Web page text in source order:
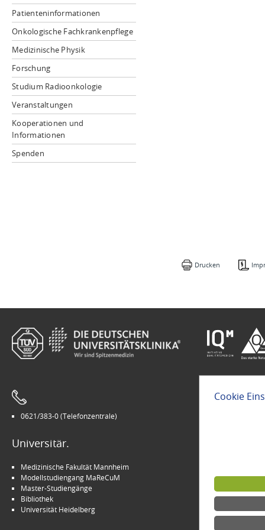
Patienteninformationen
Onkologische Fachkrankenpflege
Medizinische Physik
Forschung
Studium Radioonkologie
Veranstaltungen
Kooperationen und
Informationen
Spenden
Drucken
0621/383-0 (Telefonzentrale)
Universitär.
Medizinische Fakultät Mannheim
Modellstudiengang MaReCuM
Master-Studiengänge
Bibliothek
Universität Heidelberg
INSPIRE Living
Kinder-Uni
Medizin für
Cookie